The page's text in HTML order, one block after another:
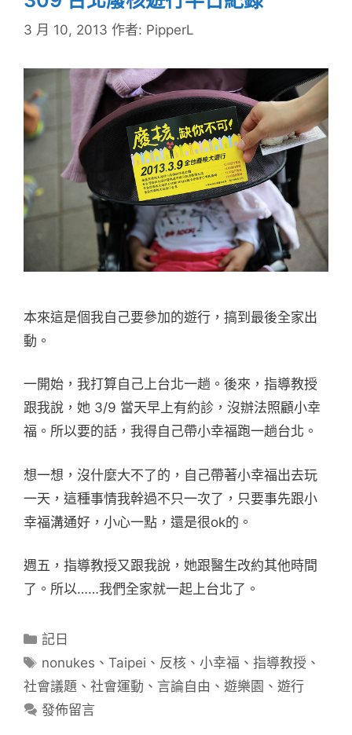
3 月 10, 2013 作者: PipperL
本來這是個我自己要參加的遊行，搞到最後全家出
動。
一開始，我打算自己上台北一趟。後來，指導教授
跟我說，她 3/9 當天早上有約診，沒辦法照顧小幸
福。所以要的話，我得自己帶小幸福跑一趟台北。
想一想，沒什麼大不了的，自己帶著小幸福出去玩
一天，這種事情我幹過不只一次了，只要事先跟小
幸福溝通好，小心一點，還是很ok的。
週五，指導教授又跟我說，她跟醫生改約其他時間
了。所以……我們全家就一起上台北了。
分
類
記日
標
籤
nonukes 、Taipei 、 反核 、小幸福 、指導教授 、
社會議題 、 社會運動 、 言論自由 、 遊樂園 、 遊行
發佈留言